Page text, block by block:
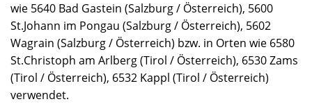
wie 5640 Bad Gastein (Salzburg / Österreich), 5600
St.Johann im Pongau (Salzburg / Österreich), 5602
Wagrain (Salzburg / Österreich) bzw. in Orten wie 6580
St.Christoph am Arlberg (Tirol / Österreich), 6530 Zams
(Tirol / Österreich), 6532 Kappl (Tirol / Österreich)
verwendet.